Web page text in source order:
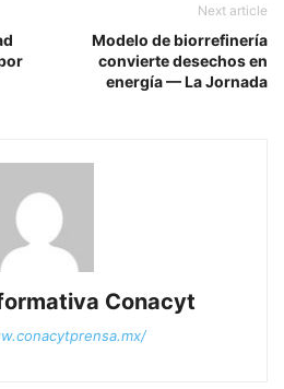
Next article
Modelo de biorrefinería
convierte desechos en
energía — La Jornada
Conacyt